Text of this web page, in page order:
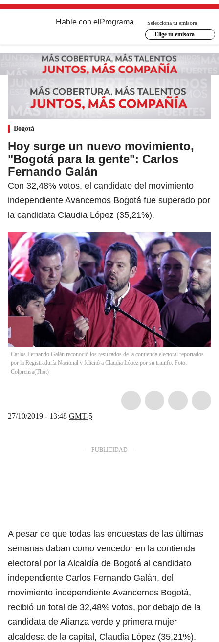
Hable con el Programa
Selecciona tu emisora
Elige tu emisora
Bogotá
Hoy surge un nuevo movimiento,
"Bogotá para la gente": Carlos
Fernando Galán
Con 32,48% votos, el candidato del movimiento
independiente Avancemos Bogotá fue superado por
la candidata Claudia López (35,21%).
Carlos Fernando Galán reconoció los resultados de la contienda electoral reportados
por la Registraduría Nacional y felicitó a Claudia López por su triunfo. Foto:
Colprensa(Thot)
27/10/2019 - 13:48 GMT-5
A pesar de que todas las encuestas de las últimas
semanas daban como vencedor en la contienda
electoral por la Alcaldía de Bogotá al candidato
independiente Carlos Fernando Galán, del
movimiento independiente Avancemos Bogotá,
recibió un total de 32,48% votos, por debajo de la
candidata de Alianza verde y primera mujer
alcaldesa de la capital, Claudia López (35,21%).